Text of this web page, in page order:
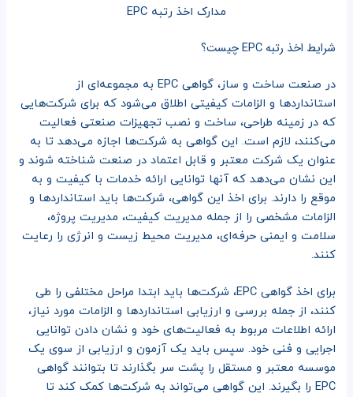
مدارک اخذ رتبه EPC
شرایط اخذ رتبه EPC چیست؟
در صنعت ساخت و ساز، گواهی EPC به مجموعه‌ای از
استانداردها و الزامات کیفیتی اطلاق می‌شود که برای شرکت‌هایی
که در زمینه طراحی، ساخت و نصب تجهیزات صنعتی فعالیت
می‌کنند، لازم است. این گواهی به شرکت‌ها اجازه می‌دهد تا به
عنوان یک شرکت معتبر و قابل اعتماد در صنعت شناخته شوند و
این نشان می‌دهد که آنها توانایی ارائه خدمات با کیفیت و به
موقع را دارند. برای اخذ این گواهی، شرکت‌ها باید استانداردها و
الزامات مشخصی را از جمله مدیریت کیفیت، مدیریت پروژه،
سلامت و ایمنی حرفه‌ای، مدیریت محیط زیست و انرژی را رعایت
کنند.
برای اخذ گواهی EPC، شرکت‌ها باید ابتدا مراحل مختلفی را طی
کنند، از جمله بررسی و ارزیابی استانداردها و الزامات مورد نیاز،
ارائه اطلاعات مربوط به فعالیت‌های خود و نشان دادن توانایی
اجرایی و فنی خود. سپس باید یک آزمون و ارزیابی از سوی یک
موسسه معتبر و مستقل را پشت سر بگذارند تا بتوانند گواهی
EPC را بگیرند. این گواهی می‌تواند به شرکت‌ها کمک کند تا